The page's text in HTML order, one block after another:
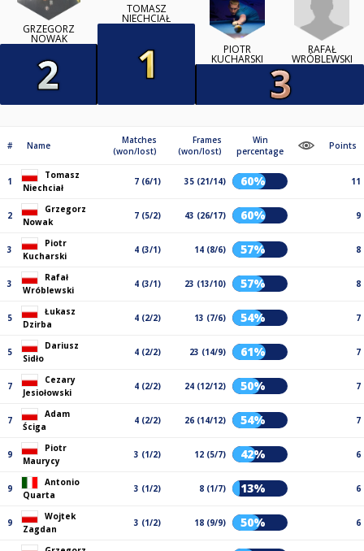
GRZEGORZ
NOWAK
TOMASZ
NIECHCIAŁ
PIOTR
KUCHARSKI
RAFAŁ
WRÓBLEWSKI
# Name
Matches
(won/lost)
Frames
(won/lost)
Win
percentage
Points
1
Tomasz
Niechciał
7 (6/1) 35 (21/14) 60% 11
2
Grzegorz
Nowak
7 (5/2) 43 (26/17) 60% 9
3
Piotr
Kucharski
4 (3/1) 14 (8/6) 57% 8
3
Rafał
Wróblewski
4 (3/1) 23 (13/10) 57% 8
5
Łukasz
Dzirba
4 (2/2) 13 (7/6) 54% 7
5
Dariusz
Sidło
4 (2/2) 23 (14/9) 61% 7
7
Cezary
Jesiołowski
4 (2/2) 24 (12/12) 50% 7
7
Adam
Ściga
4 (2/2) 26 (14/12) 54% 7
9
Piotr
Maurycy
3 (1/2) 12 (5/7) 42% 6
9
Antonio
Quarta
3 (1/2) 8 (1/7) 13% 6
9
Wojtek
Zagdan
3 (1/2) 18 (9/9) 50% 6